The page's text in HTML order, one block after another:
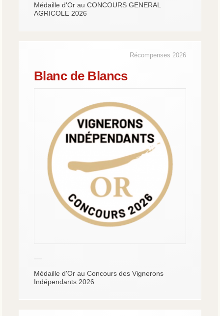
Médaille d'Or au CONCOURS GENERAL
AGRICOLE 2026
Récompenses 2026
Blanc de Blancs
—
Médaille d'Or au Concours des Vignerons
Indépendants 2026